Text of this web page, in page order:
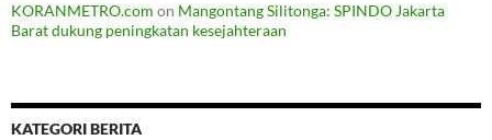
KORANMETRO.com on Mangontang Silitonga: SPINDO Jakarta
Barat dukung peningkatan kesejahteraan
KATEGORI BERITA